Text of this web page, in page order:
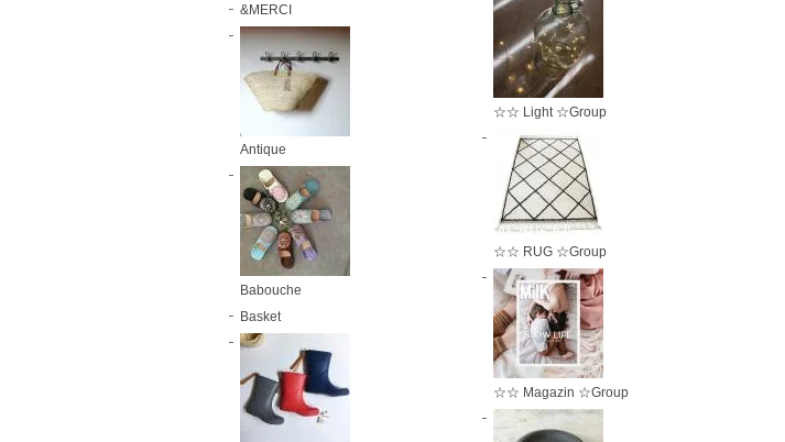
&MERCI
Antique
Babouche
Basket
☆☆ Light ☆Group
☆☆ RUG ☆Group
☆☆ Magazin ☆Group